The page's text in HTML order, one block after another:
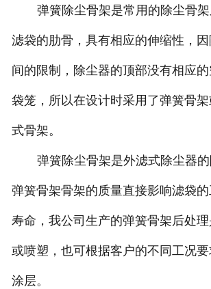
弹簧除尘骨架是常用的除尘骨
滤袋的肋骨，具有相应的伸缩性，
间的限制，除尘器的顶部没有相应
袋笼，所以在设计时采用了弹簧骨
式骨架。
弹簧除尘骨架是外滤式除尘器的
弹簧骨架骨架的质量直接影响滤袋
寿命，我公司生产的弹簧骨架后处
或喷塑，也可根据客户的不同工况
涂层。